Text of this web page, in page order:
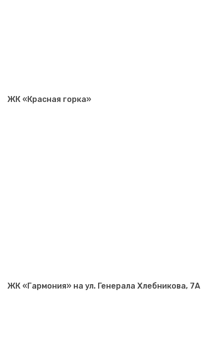
ЖК «Красная горка»
ЖК «Гармония» на ул. Генерала Хлебникова, 7А